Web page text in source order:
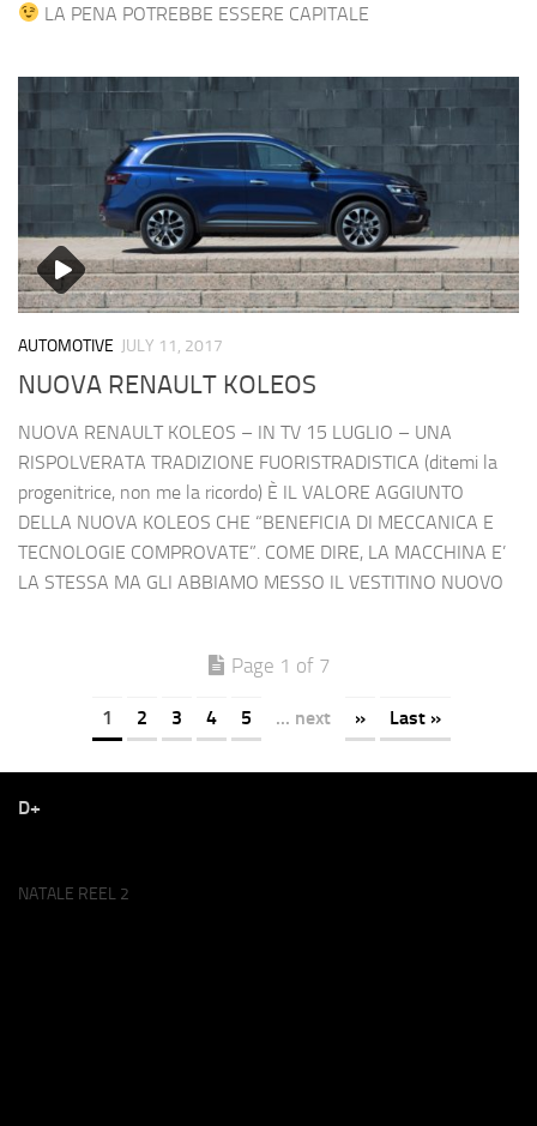
LA PENA POTREBBE ESSERE CAPITALE
AUTOMOTIVE JULY 11, 2017
NUOVA RENAULT KOLEOS
NUOVA RENAULT KOLEOS – IN TV 15 LUGLIO – UNA
RISPOLVERATA TRADIZIONE FUORISTRADISTICA (ditemi la
progenitrice, non me la ricordo) È IL VALORE AGGIUNTO
DELLA NUOVA KOLEOS CHE “BENEFICIA DI MECCANICA E
TECNOLOGIE COMPROVATE”. COME DIRE, LA MACCHINA E’
LA STESSA MA GLI ABBIAMO MESSO IL VESTITINO NUOVO
Page 1 of 7
1 2 3 4 5 ... next » Last »
D+
NATALE REEL 2